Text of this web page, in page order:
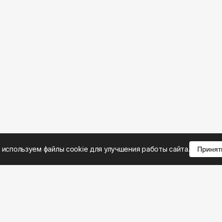
файлы cookie для улучшения работы сайта.